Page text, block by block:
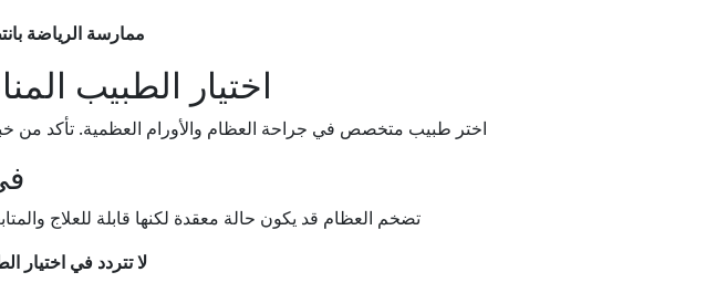
ممارسة الرياضة
اختيار الطبيب
اختر طبيب متخصص في جراحة العظام والأورام العظمية. تأكد من
تضخم العظام قد يكون حالة معقدة لكنها قابلة للعلاج
لا تتردد في اختيار